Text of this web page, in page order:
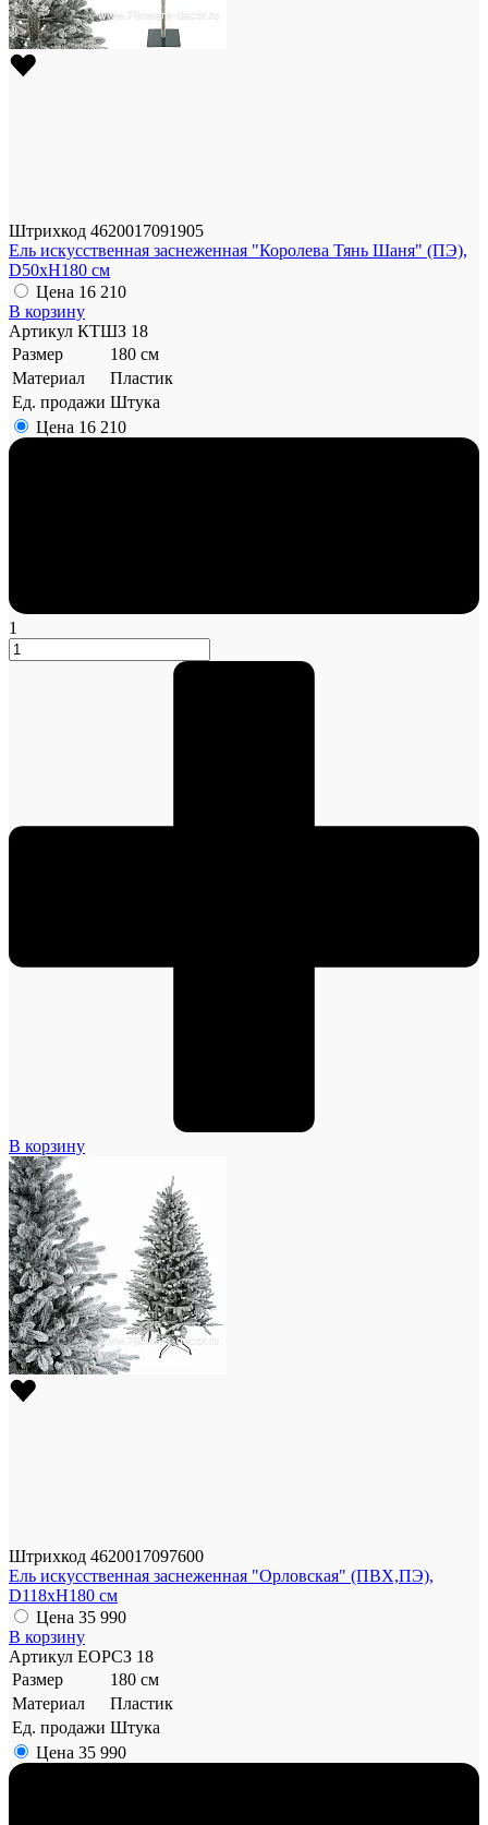
Штрихкод 4620017091905
Ель искусственная заснеженная "Королева Тянь Шаня" (ПЭ),
D50xH180 см
Цена 16 210
В корзину
Артикул КТШЗ 18
Размер
180 см
Материал
Пластик
Ед. продажи Штука
Цена 16 210
1
В корзину
Штрихкод 4620017097600
Ель искусственная заснеженная "Орловская" (ПВХ,ПЭ),
D118xH180 см
Цена 35 990
В корзину
Артикул ЕОРСЗ 18
Размер
180 см
Материал
Пластик
Ед. продажи Штука
Цена 35 990